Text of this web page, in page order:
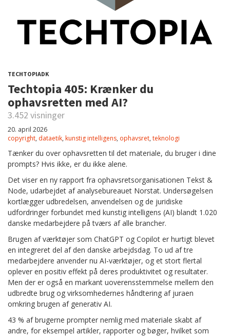
TECHTOPIADK
Techtopia 405: Krænker du
ophavsretten med AI?
3.452 visninger
20. april 2026
copyright, dataetik, kunstig intelligens, ophavsret, teknologi
Tænker du over ophavsretten til det materiale, du bruger i dine
prompts? Hvis ikke, er du ikke alene.
Det viser en ny rapport fra ophavsretsorganisationen Tekst &
Node, udarbejdet af analysebureauet Norstat. Undersøgelsen
kortlægger udbredelsen, anvendelsen og de juridiske
udfordringer forbundet med kunstig intelligens (AI) blandt 1.020
danske medarbejdere på tværs af alle brancher.
Brugen af værktøjer som ChatGPT og Copilot er hurtigt blevet
en integreret del af den danske arbejdsdag. To ud af tre
medarbejdere anvender nu AI-værktøjer, og et stort flertal
oplever en positiv effekt på deres produktivitet og resultater.
Men der er også en markant uoverensstemmelse mellem den
udbredte brug og virksomhedernes håndtering af juraen
omkring brugen af generativ AI.
43 % af brugerne prompter nemlig med materiale skabt af
andre, for eksempel artikler, rapporter og bøger, hvilket som